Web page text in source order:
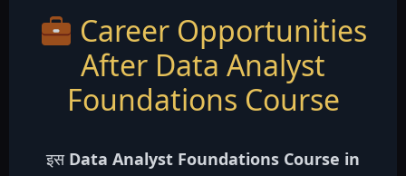
Career Opportunities
After Data Analyst
Foundations Course
इस Data Analyst Foundations Course in